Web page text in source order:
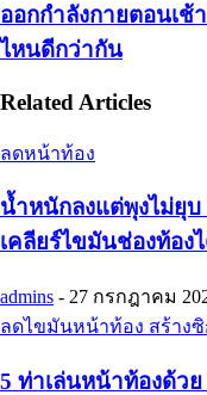
ออกกำลังกายตอนเช้
ไหนดีกว่ากัน
Related Articles
ลดหน้าท้อง
น้ำหนักลงแต่พุงไม่ยุบ
เคลียร์ไขมันช่องท้อง
admins - 27 กรกฎาคม
ลดไขมันหน้าท้อง สร้าง
5 ท่าเล่นหน้าท้องด้ว